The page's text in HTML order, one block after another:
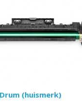
Drum (huismerk)